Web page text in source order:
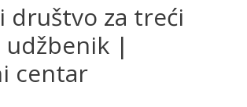
društvo za treći
udžbenik |
centar